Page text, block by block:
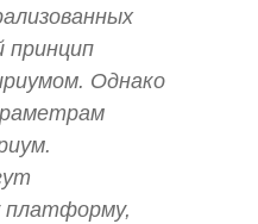
принцип
Однако
платформу,